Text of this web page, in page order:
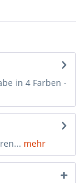
in 4 Farben -
mehr